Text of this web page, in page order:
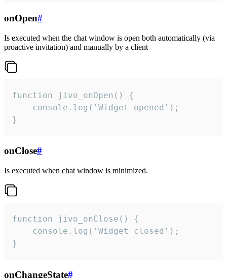
onOpen#
Is executed when the chat window is open both automatically (via
proactive invitation) and manually by a client
function jivo_onOpen() {
    console.log('Widget opened');
}
onClose#
Is executed when chat window is minimized.
function jivo_onClose() {
    console.log('Widget closed');
}
onChangeState#